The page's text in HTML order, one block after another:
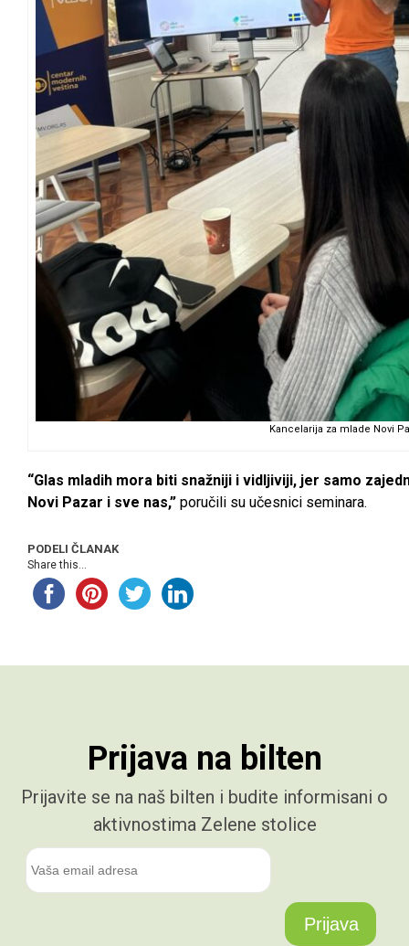
Kancelarija za mlade Novi
“Glas mladih mora biti snažniji i vidljiviji, jer samo
Novi Pazar i sve nas,” poručili su učesnici seminara.
PODELI ČLANAK
Share this...
Prijava na bilten
Prijavite se na naš bilten i budite informisani o
aktivnostima Zelene stolice